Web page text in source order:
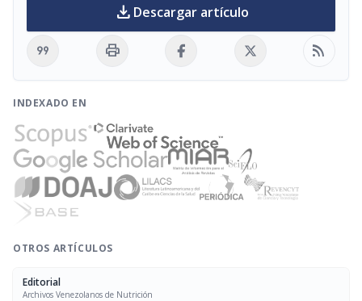
download Descargar artículo
format_quote print rss_feed
INDEXADO EN
OTROS ARTÍCULOS
Editorial
Archivos Venezolanos de Nutrición